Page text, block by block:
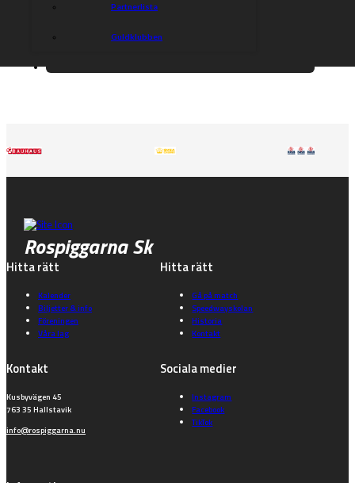
Partnerlista
Guldklubben
Rospiggarna Sk
Hitta rätt
Kalender
Biljetter & info
Föreningen
Våra lag
Hitta rätt
Gå på match
Speedwayskolan
Historia
Kontakt
Kontakt
Kusbyvägen 45
763 35 Hallstavik
info@rospiggarna.nu
Sociala medier
Instagram
Facebook
TikTok